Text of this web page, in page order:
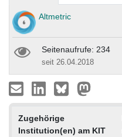
Altmetric
Seitenaufrufe: 234
seit 26.04.2018
Zugehörige
Institution(en) am KIT